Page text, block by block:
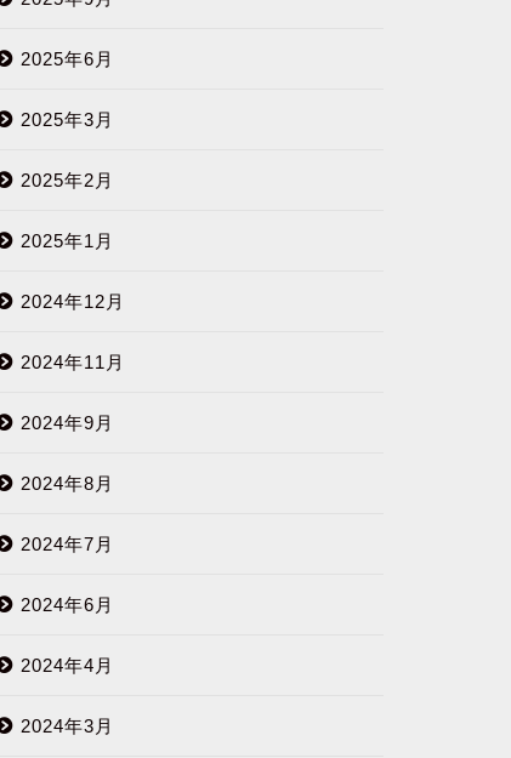
2025年6月
2025年3月
2025年2月
2025年1月
2024年12月
2024年11月
2024年9月
2024年8月
2024年7月
2024年6月
2024年4月
2024年3月